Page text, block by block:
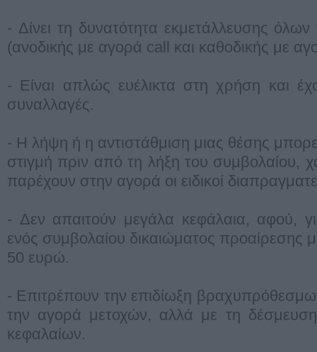
- Δίνει τη δυνατότητα εκμετάλλευσης
(ανοδικής με αγορά call και καθοδικής με
- Είναι απλώς ευέλικτα στη χρήση και
συναλλαγές.
- Η λήψη ή η αντιστάθμιση μιας θέσης
στιγμή πριν από τη λήξη του συμβολαίου,
παρέχουν στην αγορά οι ειδικοί
- Δεν απαιτούν μεγάλα κεφάλαια, αφού,
ενός συμβολαίου δικαιώματος προαίρεσης
50 ευρώ.
- Επιτρέπουν την επιδίωξη
την αγορά μετοχών, αλλά με τη
κεφαλαίων.